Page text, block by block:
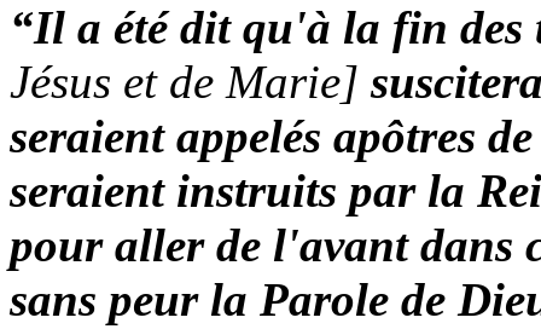
“Il a été dit qu'à la fin des
Jésus et de Marie]
seraient appelés apôtres
seraient instruits par la
pour aller de l'avant dans
sans peur la Parole de